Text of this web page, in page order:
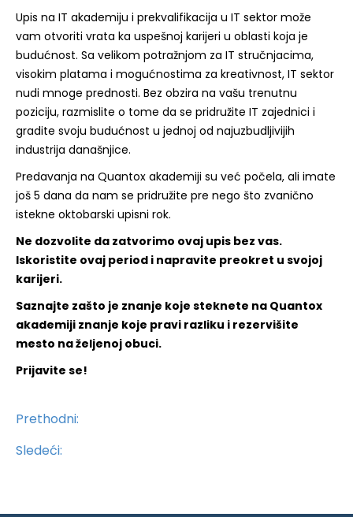
Upis na IT akademiju i prekvalifikacija u IT sektor može
vam otvoriti vrata ka uspešnoj karijeri u oblasti koja je
budućnost. Sa velikom potražnjom za IT stručnjacima,
visokim platama i mogućnostima za kreativnost, IT sektor
nudi mnoge prednosti. Bez obzira na vašu trenutnu
poziciju, razmislite o tome da se pridružite IT zajednici i
gradite svoju budućnost u jednoj od najuzbudljivijih
industrija današnjice.
Predavanja na Quantox akademiji su već počela, ali imate
još 5 dana da nam se pridružite pre nego što zvanično
istekne oktobarski upisni rok.
Ne dozvolite da zatvorimo ovaj upis bez vas.
Iskoristite ovaj period i napravite preokret u svojoj
karijeri.
Saznajte zašto je znanje koje steknete na Quantox
akademiji znanje koje pravi razliku i rezervišite
mesto na željenoj obuci.
Prijavite se!
Prethodni:
Sledeći: